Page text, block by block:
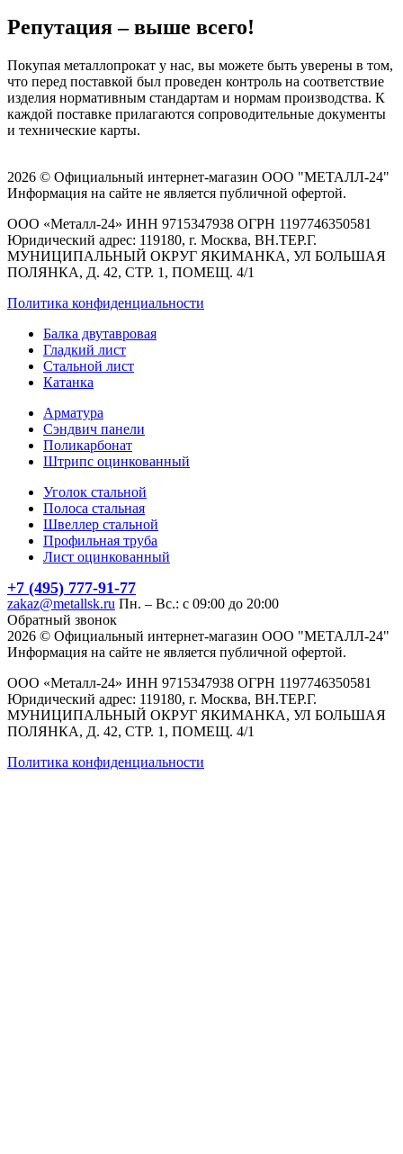
Репутация – выше всего!
Покупая металлопрокат у нас, вы можете быть уверены в том,
что перед поставкой был проведен контроль на соответствие
изделия нормативным стандартам и нормам производства. К
каждой поставке прилагаются сопроводительные документы
и технические карты.
2026 © Официальный интернет-магазин ООО "МЕТАЛЛ-24"
Информация на сайте не является публичной офертой.
ООО «Металл-24» ИНН 9715347938 ОГРН 1197746350581
Юридический адрес: 119180, г. Москва, ВН.ТЕР.Г.
МУНИЦИПАЛЬНЫЙ ОКРУГ ЯКИМАНКА, УЛ БОЛЬШАЯ
ПОЛЯНКА, Д. 42, СТР. 1, ПОМЕЩ. 4/1
Политика конфиденциальности
Балка двутавровая
Гладкий лист
Стальной лист
Катанка
Арматура
Сэндвич панели
Поликарбонат
Штрипс оцинкованный
Уголок стальной
Полоса стальная
Швеллер стальной
Профильная труба
Лист оцинкованный
+7 (495) 777-91-77
zakaz@metallsk.ru Пн. – Вс.: с 09:00 до 20:00
Обратный звонок
2026 © Официальный интернет-магазин ООО "МЕТАЛЛ-24"
Информация на сайте не является публичной офертой.
ООО «Металл-24» ИНН 9715347938 ОГРН 1197746350581
Юридический адрес: 119180, г. Москва, ВН.ТЕР.Г.
МУНИЦИПАЛЬНЫЙ ОКРУГ ЯКИМАНКА, УЛ БОЛЬШАЯ
ПОЛЯНКА, Д. 42, СТР. 1, ПОМЕЩ. 4/1
Политика конфиденциальности